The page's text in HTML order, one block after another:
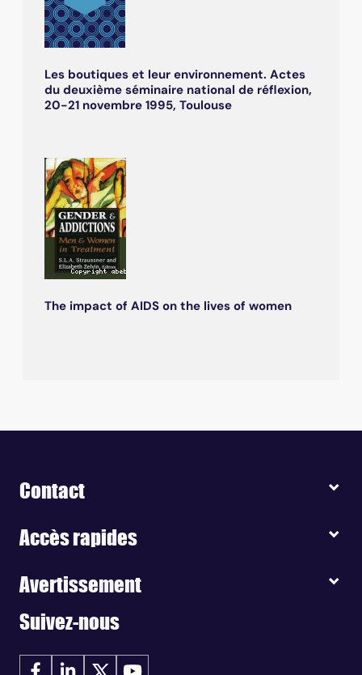
Les boutiques et leur environnement. Actes
du deuxième séminaire national de réflexion,
20-21 novembre 1995, Toulouse
The impact of AIDS on the lives of women
Contact
Accès rapides
Avertissement
Suivez-nous